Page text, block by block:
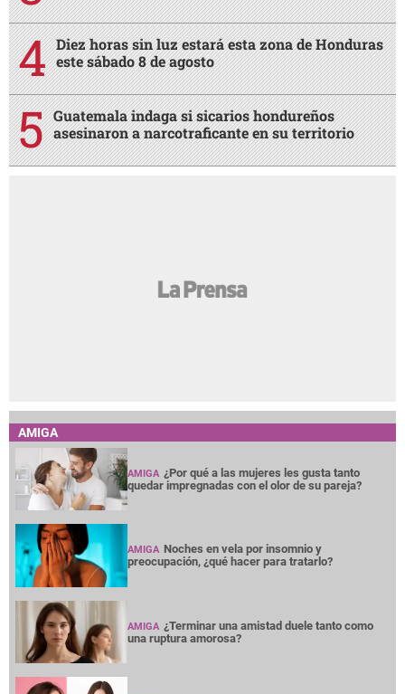
Diez horas sin luz estará esta zona de Honduras
este sábado 8 de agosto
Guatemala indaga si sicarios hondureños
asesinaron a narcotraficante en su territorio
AMIGA
AMIGA ¿Por qué a las mujeres les gusta tanto
quedar impregnadas con el olor de su pareja?
AMIGA Noches en vela por insomnio y
preocupación, ¿qué hacer para tratarlo?
AMIGA ¿Terminar una amistad duele tanto como
una ruptura amorosa?